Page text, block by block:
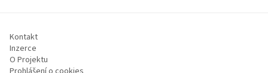
Kontakt
Inzerce
O Projektu